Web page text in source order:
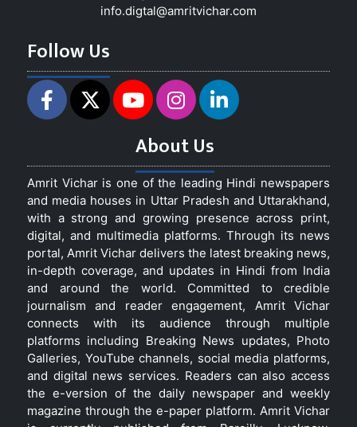
info.digtal@amritvichar.com
Follow Us
About Us
Amrit Vichar is one of the leading Hindi newspapers
and media houses in Uttar Pradesh and Uttarakhand,
with a strong and growing presence across print,
digital, and multimedia platforms. Through its news
portal, Amrit Vichar delivers the latest breaking news,
in-depth coverage, and updates in Hindi from India
and around the world. Committed to credible
journalism and reader engagement, Amrit Vichar
connects with its audience through multiple
platforms including Breaking News updates, Photo
Galleries, YouTube channels, social media platforms,
and digital news services. Readers can also access
the e-version of the daily newspaper and weekly
magazine through the e-paper platform. Amrit Vichar